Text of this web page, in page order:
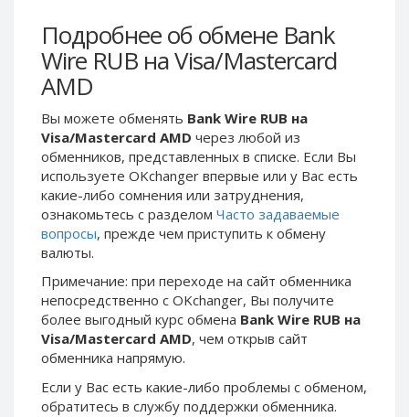
Подробнее об обмене Bank
Wire RUB на Visa/Mastercard
AMD
Вы можете обменять Bank Wire RUB на
Visa/Mastercard AMD через любой из
обменников, представленных в списке. Если Вы
используете OKchanger впервые или у Вас есть
какие-либо сомнения или затруднения,
ознакомьтесь с разделом Часто задаваемые
вопросы, прежде чем приступить к обмену
валюты.
Примечание: при переходе на сайт обменника
непосредственно c OKchanger, Вы получите
более выгодный курс обмена Bank Wire RUB на
Visa/Mastercard AMD, чем открыв сайт
обменника напрямую.
Если у Вас есть какие-либо проблемы с обменом,
обратитесь в службу поддержки обменника.
Webmoney WMB
Skril USD
Skril EUR
Skril PLN
Skril GBP
Skril AUD
Skril NOK
Skril SEK
Paxum EUR
Epay USD
Epay EUR
Phone Balance UAH
Webmoney WMB
Skril USD
Skril PLN
Skril GBP
Skril AUD
Skril NOK
Skril SEK
Paxum EUR
Epay USD
Epay EUR
Phone Balance UAH